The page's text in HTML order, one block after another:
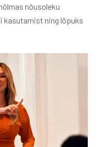
nõusoleku
kasutamist ning lõpuks